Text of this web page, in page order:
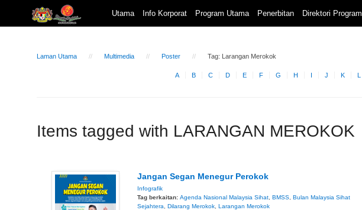
Utama Info Korporat Program Utama Penerbitan Direktori Program
Laman Utama Multimedia Poster Tag: Larangan Merokok
A B C D E F G H I J K L
Items tagged with LARANGAN MEROKOK
Jangan Segan Menegur Perokok
Infografik
Tag berkaitan: Agenda Nasional Malaysia Sihat BMSS Bulan Malaysia Sihat
Sejahtera
Dilarang Merokok Larangan Merokok